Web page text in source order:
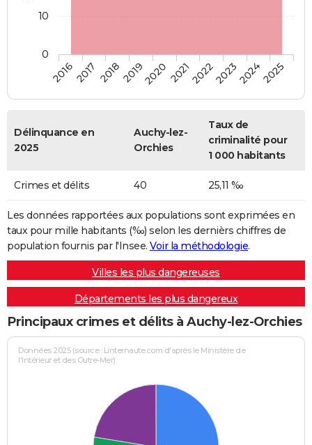
20162017 20182019202020212022202320242025
0
10
Délinquance en
2025
Auchy-lez-
Orchies
Taux de
criminalité pour
1 000 habitants
Crimes et délits 40 25,11 ‰
Les données rapportées aux populations sont exprimées en
taux pour mille habitants (‰) selon les dernièrs chiffres de
population fournis par l'Insee. Voir la méthodologie.
Villes les plus dangereuses
Départements les plus dangereux
Principaux crimes et délits à Auchy-lez-Orchies
Données 2025 (source : Linternaute.com d'après le Ministère de
l'Intérieur et des Outre-Mer)